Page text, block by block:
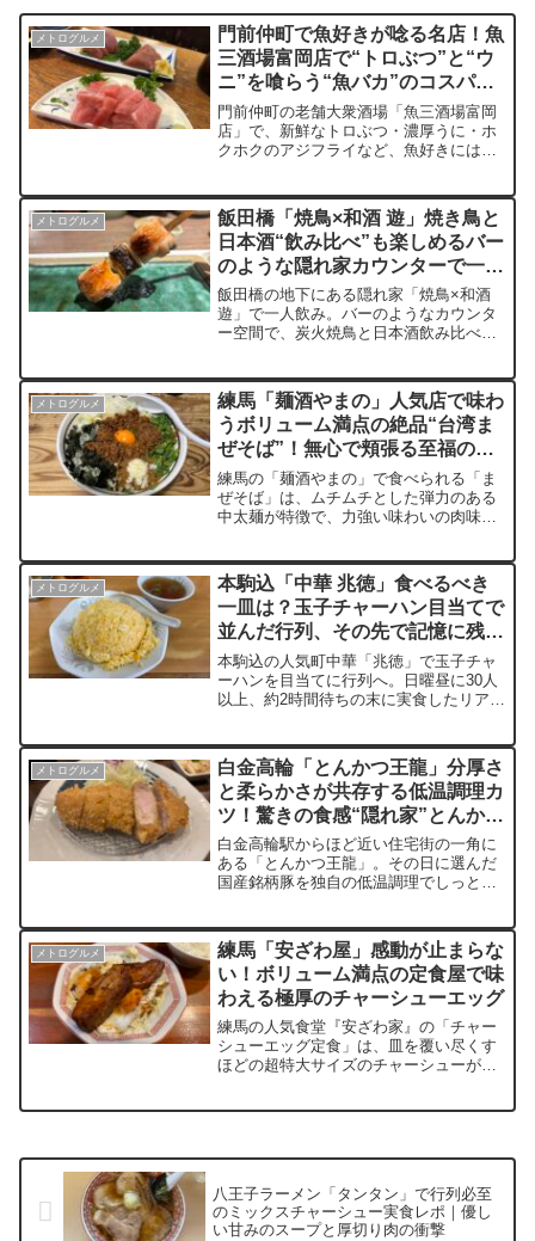
メトログルメ
門前仲町で魚好きが唸る名店！魚
三酒場富岡店で“トロぶつ”と“ウ
ニ”を喰らう“魚バカ”のコスパ抜
群体験記
門前仲町の老舗大衆酒場「魚三酒場富岡
店」で、新鮮なトロぶつ・濃厚うに・ホ
クホクのアジフライなど、魚好きにはた
るイカかき揚げも絶品。下町情緒あふれ
る雰囲気の中、リーズナブルに楽しめる
魚三の魅力を五感でレポート！映える海
鮮と濃厚グルメを探すあなたに。
メトログルメ
飯田橋「焼鳥×和酒 遊」焼き鳥と
日本酒“飲み比べ”も楽しめるバー
のような隠れ家カウンターで一人
飲みの夜
飯田橋の地下にある隠れ家「焼鳥×和酒
遊」で一人飲み。バーのようなカウンタ
ー空間で、炭火焼鳥と日本酒飲み比べが
囲の日本酒が食体験に与える影響を五感
ベースで描写。現金支払い・滞在時間・
提供ペースも含め、訪問前の判断材料と
して活用できる実食レビュー。
メトログルメ
練馬「麺酒やまの」人気店で味わ
うボリューム満点の絶品“台湾ま
ぜそば”！無心で頬張る至福の時
間
練馬の「麺酒やまの」で食べられる「ま
ぜそば」は、ムチムチとした弾力のある
中太麺が特徴で、力強い味わいの肉味噌
豚」も柔らかく、口の中でとろける食感
が評判です。さらに、〆の追い飯が付い
ており、余った具材と一緒に楽しむこと
で最後まで満足感が得られる一杯です。
メトログルメ
本駒込「中華 兆徳」食べるべき
一皿は？玉子チャーハン目当てで
並んだ行列、その先で記憶に残っ
た餃子だった
本駒込の人気町中華「兆徳」で玉子チャ
ーハンを目当てに行列へ。日曜昼に30人
以上、約2時間待ちの末に実食したリアル
を覆した焼き餃子の存在まで、五感ベー
スで詳細にレビュー。実際の待ち時間や
店内の様子、食後に感じた本音まで含め
て、訪問前に知っておきたい情報をまと
めた。
メトログルメ
白金高輪「とんかつ王龍」分厚さ
と柔らかさが共存する低温調理カ
ツ！驚きの食感“隠れ家”とんかつ
体験記
白金高輪駅からほど近い住宅街の一角に
ある「とんかつ王龍」。その日に選んだ
国産銘柄豚を独自の低温調理でしっとり
名物の“まぐろトロかつ”や海老専門卸か
ら届く車海老フライなど、海鮮カツも充
実した一軒です。家族連れで賑わう温か
い雰囲気と丁寧な接客も魅力。白金高輪
で隠れ家的なとんかつ店を探している方
に届けたい、実食レポート。
メトログルメ
練馬「安ざわ屋」感動が止まらな
い！ボリューム満点の定食屋で味
わえる極厚のチャーシューエッグ
練馬の人気食堂『安ざわ家』の「チャー
シューエッグ定食」は、皿を覆い尽くす
ほどの超特大サイズのチャーシューが特
て食べると、背徳感マックスの満足感が
八王子ラーメン「タンタン」で行列必至
のミックスチャーシュー実食レポ｜優し
い甘みのスープと厚切り肉の衝撃